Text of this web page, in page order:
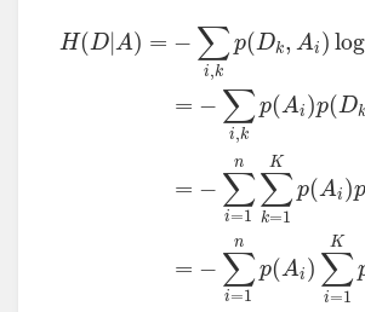
H(D|A) = − ∑
i,k
p(Dk, Ai ) log
= − ∑
i,k
p(Ai )p(Dk
= −
n
∑
i=1
K
∑
k=1
p(Ai )p
= −
n
∑
i=1
p(Ai )
K
∑
i=1